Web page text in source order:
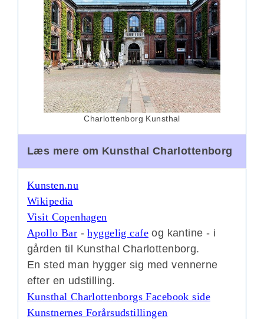
Charlottenborg Kunsthal
Læs mere om Kunsthal Charlottenborg
Kunsten.nu
Wikipedia
Visit Copenhagen
Apollo Bar -hyggelig cafeog kantine - i
gården til Kunsthal Charlottenborg.
En sted man hygger sig med vennerne
efter en udstilling.
Kunsthal Charlottenborgs Facebook side
Kunstnernes Forårsudstillingen